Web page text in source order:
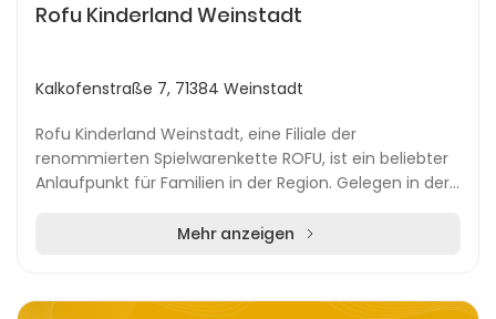
Rofu Kinderland Weinstadt
Kalkofenstraße 7, 71384 Weinstadt
Rofu Kinderland Weinstadt, eine Filiale der
renommierten Spielwarenkette ROFU, ist ein beliebter
Anlaufpunkt für Familien in der Region. Gelegen in der
Mehr anzeigen